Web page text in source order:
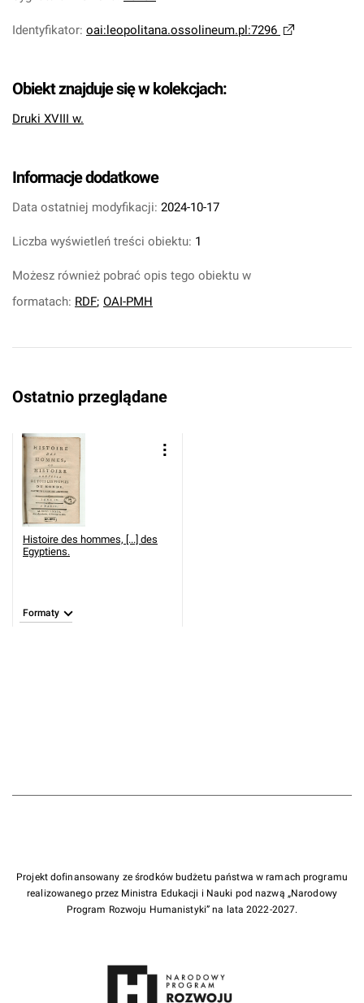
Identyfikator: oai:leopolitana.ossolineum.pl:7296
Obiekt znajduje się w kolekcjach:
Druki XVIII w.
Informacje dodatkowe
Data ostatniej modyfikacji: 2024-10-17
Liczba wyświetleń treści obiektu: 1
Możesz również pobrać opis tego obiektu w
formatach: RDF; OAI-PMH
Ostatnio przeglądane
Histoire des hommes, [...] des
Egyptiens.
Formaty
Projekt dofinansowany ze środków budżetu państwa w ramach programu
realizowanego przez Ministra Edukacji i Nauki pod nazwą „Narodowy
Program Rozwoju Humanistyki” na lata 2022-2027.